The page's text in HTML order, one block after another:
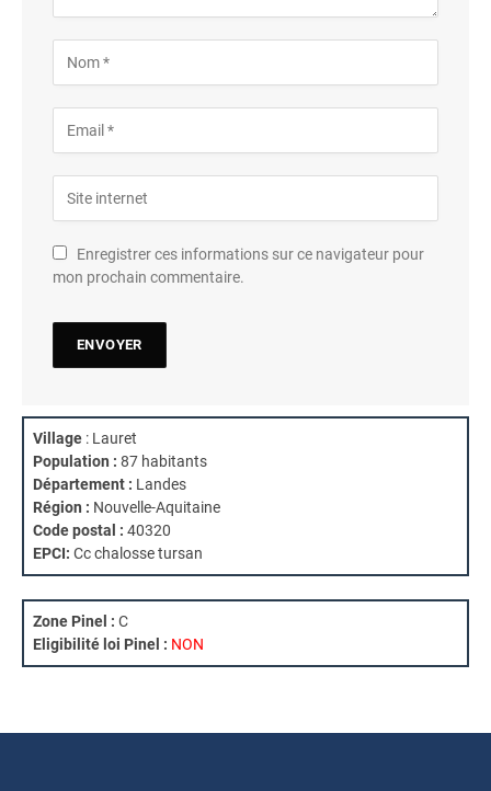
Enregistrer ces informations sur ce navigateur pour
mon prochain commentaire.
Village : Lauret
Population : 87 habitants
Département : Landes
Région : Nouvelle-Aquitaine
Code postal : 40320
EPCI: Cc chalosse tursan
Zone Pinel : C
Eligibilité loi Pinel : NON